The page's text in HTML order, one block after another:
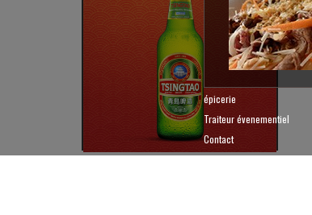
épicerie
Traiteur évenementiel
Contact